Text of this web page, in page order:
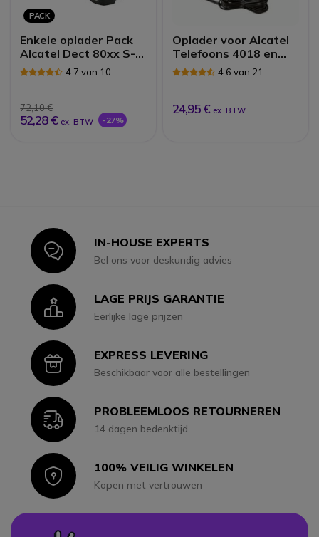
PACK
Enkele oplader Pack
Alcatel Dect 80xx S-
serie + USB-adapter
4.7 van 10
72,10 €
52,28 € ex. BTW -27%
Oplader voor Alcatel
Telefoons 4018 en
4028
4.6 van 21
24,95 € ex. BTW
IconIN-HOUSE EXPERTS
Bel ons voor deskundig advies
IconLAGE PRIJS GARANTIE
Eerlijke lage prijzen
IconEXPRESS LEVERING
Beschikbaar voor alle bestellingen
IconPROBLEEMLOOS RETOURNEREN
14 dagen bedenktijd
Icon100% VEILIG WINKELEN
Kopen met vertrouwen